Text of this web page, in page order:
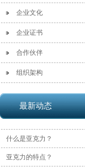
企业文化
企业证书
合作伙伴
组织架构
最新动态
什么是亚克力？
亚克力的特点？